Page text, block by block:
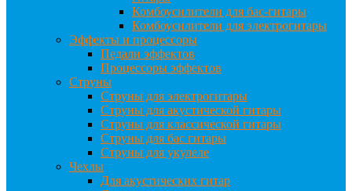
Комбоусилители для бас-гитары
Комбоусилители для электрогитары
Эффекты и процессоры
Педали эффектов
Процессоры эффектов
Струны
Струны для электрогитары
Струны для акустической гитары
Струны для классической гитары
Струны для бас гитары
Струны для укулеле
Чехлы
Для акустических гитар